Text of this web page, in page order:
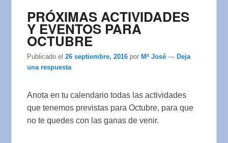
PRÓXIMAS ACTIVIDADES
Y EVENTOS PARA
OCTUBRE
Publicado el26 septiembre, 2016 por Mª José — Deja
una respuesta
Anota en tu calendario todas las actividades
que tenemos previstas para Octubre, para que
no te quedes con las ganas de venir.